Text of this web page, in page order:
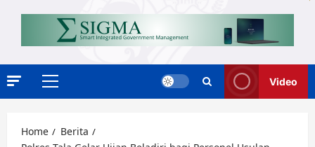
Primary
Video
Home
Berita